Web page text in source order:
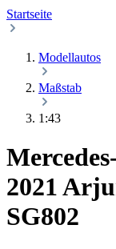
Startseite
Modellautos
Maßstab
1:43
2021
SG802